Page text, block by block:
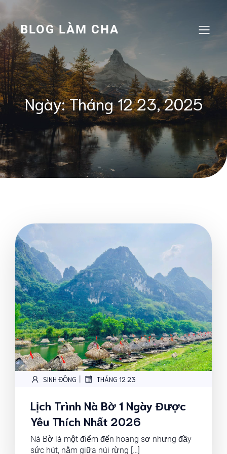
content
BLOG LÀM CHA
Ngày:Tháng 12 23, 2025
SINH ĐỒNG | THÁNG 12 23
Lịch Trình Nà Bờ 1 Ngày Được
Yêu Thích Nhất 2026
Nà Bờ là một điểm đến hoang sơ nhưng đầy
sức hút, nằm giữa núi rừng […]